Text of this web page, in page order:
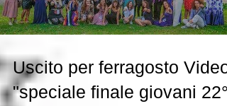
Uscito per ferragosto Video
"speciale finale giovani 22°